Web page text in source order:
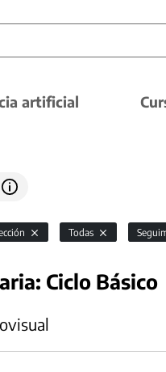
artificial
Todas
Ciclo Básico